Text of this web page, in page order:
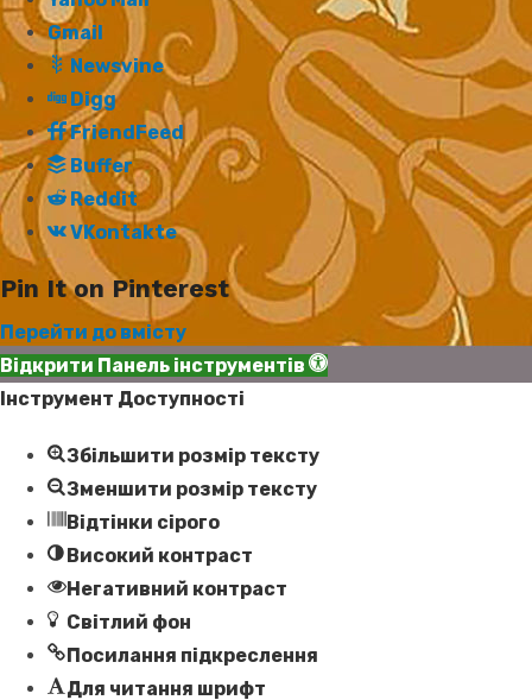
Gmail
Newsvine
Digg
FriendFeed
Buffer
Reddit
VKontakte
Pin It on Pinterest
Перейти до вмісту
Відкрити Панель інструментів
Інструмент Доступності
Збільшити розмір тексту
Зменшити розмір тексту
Відтінки сірого
Високий контраст
Негативний контраст
Світлий фон
Посилання підкреслення
Для читання шрифт